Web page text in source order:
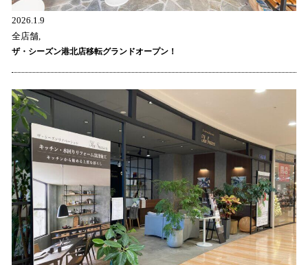
2026.1.9
全店舗,
ザ・シーズン港北店移転グランドオープン！